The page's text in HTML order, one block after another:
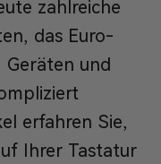
zahlreiche
das Euro-
Geräten und
erfahren Sie,
Ihrer Tastatur